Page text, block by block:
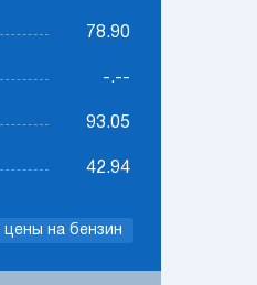
78.90
-.--
93.05
42.94
на бензин